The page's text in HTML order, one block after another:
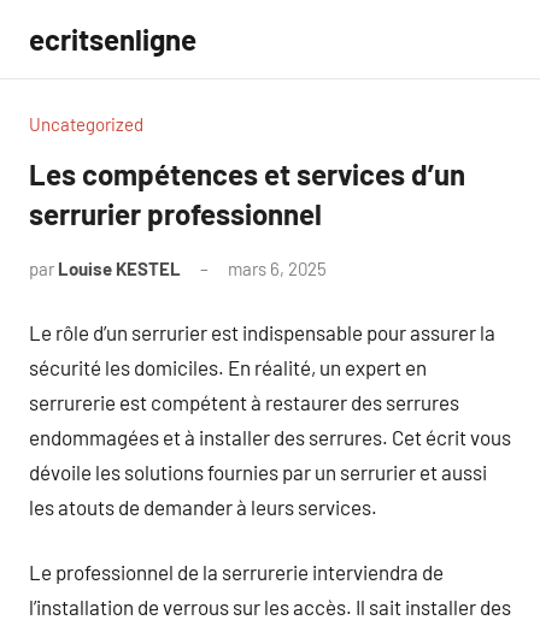
contenu
ecritsenligne
Uncategorized
Les compétences et services d’un
serrurier professionnel
par Louise KESTEL mars 6, 2025
Le rôle d’un serrurier est indispensable pour assurer la
sécurité les domiciles. En réalité, un expert en
serrurerie est compétent à restaurer des serrures
endommagées et à installer des serrures. Cet écrit vous
dévoile les solutions fournies par un serrurier et aussi
les atouts de demander à leurs services.
Le professionnel de la serrurerie interviendra de
l’installation de verrous sur les accès. Il sait installer des